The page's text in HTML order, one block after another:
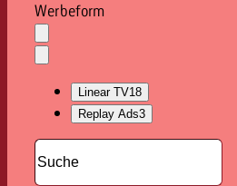
Werbeform
Auswahl
löschen
Dropdown
öffnen
Linear TV18
Replay Ads3